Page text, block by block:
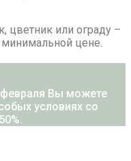
цветник или ограду –
минимальной цене.
февраля Вы можете
условиях со